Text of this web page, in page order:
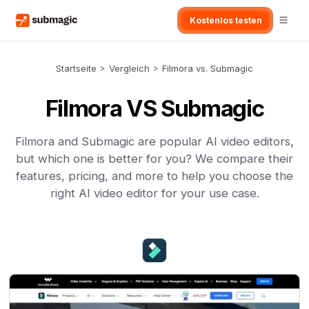
Kostenlos testen
Startseite > Vergleich > Filmora vs. Submagic
Filmora VS Submagic
Filmora and Submagic are popular AI video editors,
but which one is better for you? We compare their
features, pricing, and more to help you choose the
right AI video editor for your use case.